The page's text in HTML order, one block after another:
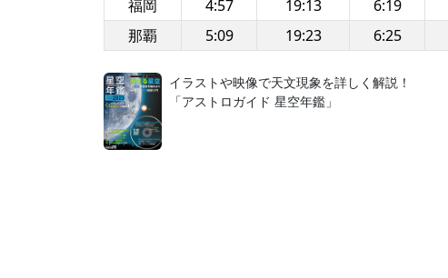
福岡
4:57 19:13 6:19
那覇
5:09 19:23 6:25
イラストや映像で天文現象を詳しく解説！
「アストロガイド 星空年鑑」